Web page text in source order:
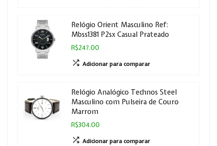
Relógio Orient Masculino Ref:
Mbss1381 P2sx Casual Prateado
R$247.00
Adicionar para comparar
Relógio Analógico Technos Steel
Masculino com Pulseira de Couro
Marrom
R$304.00
Adicionar para comparar